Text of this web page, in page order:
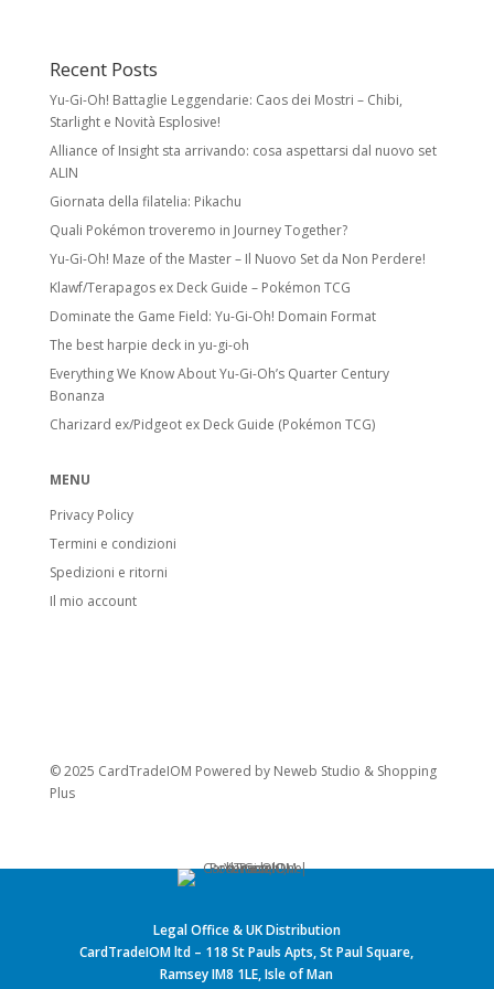
foil a rarità inferiore.
Ultra Rare:foil con meccaniche speciali
Secret Rare
Carte con numero collezionistico superiore
con design unico. Come le Rare Holo,
possono avere versioni equivalenti a rarità
inferiore.
Stadi di Evoluzione
Pokémon base, include anche molti Fossil
Pokémon e attacchi devastanti. Quando
Premio.
Recent Posts
Yu-Gi-Oh! Battaglie Leggendarie: Caos dei Mostri – Chibi,
Starlight e Novità Esplosive!
Alliance of Insight sta arrivando: cosa aspettarsi dal nuovo set
ALIN
Giornata della filatelia: Pikachu
Quali Pokémon troveremo in Journey Together?
Yu-Gi-Oh! Maze of the Master – Il Nuovo Set da Non Perdere!
Klawf/Terapagos ex Deck Guide – Pokémon TCG
Dominate the Game Field: Yu-Gi-Oh! Domain Format
The best harpie deck in yu-gi-oh
Everything We Know About Yu-Gi-Oh’s Quarter Century
Bonanza
Charizard ex/Pidgeot ex Deck Guide (Pokémon TCG)
MENU
Privacy Policy
Termini e condizioni
Spedizioni e ritorni
Il mio account
© 2025 CardTradeIOM Powered by Neweb Studio & Shopping
Plus
Legal Office & UK Distribution
CardTradeIOM ltd – 118 St Pauls Apts, St Paul Square,
Ramsey IM8 1LE, Isle of Man